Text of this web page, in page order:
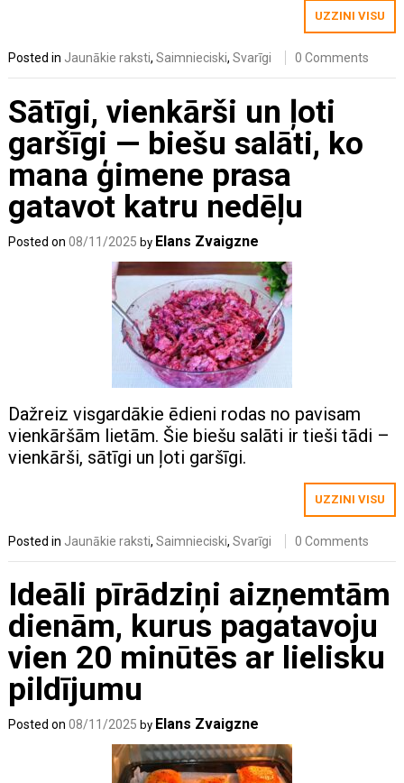
UZZINI VISU
Posted in Jaunākie raksti,Saimnieciski,Svarīgi 0 Comments
Sātīgi, vienkārši un ļoti
garšīgi — biešu salāti, ko
mana ģimene prasa
gatavot katru nedēļu
Posted on08/11/2025 by Elans Zvaigzne
Dažreiz visgardākie ēdieni rodas no pavisam
vienkāršām lietām. Šie biešu salāti ir tieši tādi –
vienkārši, sātīgi un ļoti garšīgi.
UZZINI VISU
Posted in Jaunākie raksti,Saimnieciski,Svarīgi 0 Comments
Ideāli pīrādziņi aizņemtām
dienām, kurus pagatavoju
vien 20 minūtēs ar lielisku
pildījumu
Posted on08/11/2025 by Elans Zvaigzne